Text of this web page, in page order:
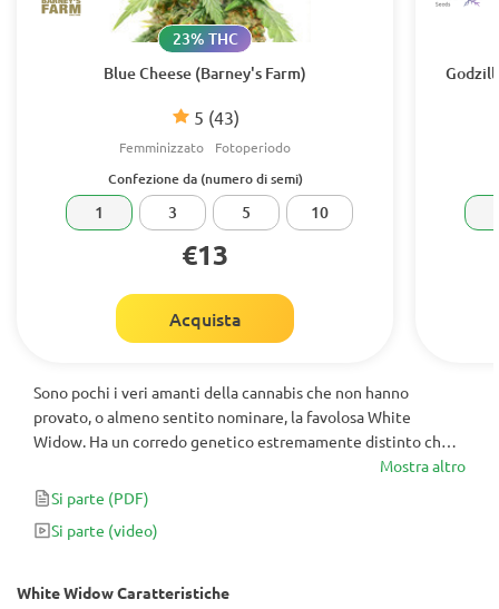
Blue Cheese (Barney's Farm)
5 (43)
23% THC
Femminizzato Fotoperiodo
Confezione da (numero di semi)
1 3 5 10
€13
Acquista
Sono pochi i veri amanti della cannabis che non hanno
provato, o almeno sentito nominare, la favolosa White
Widow. Ha un corredo genetico estremamente distinto che è
spesso imitato ma non è mai stato duplicato con successo.
Nessuna pianta può davvero imitare la stabilità e la
consistenza della White Widow, specialmente nella sua forma
femminilizzata. Il profumo di White Widow è estremamente
matura e cresce.
Mostra altro
Si parte (PDF)
Si parte (video)
White Widow Caratteristiche